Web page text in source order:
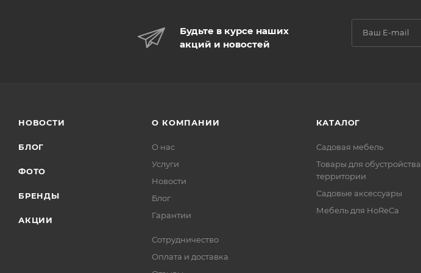
Будьте в курсе наших
акций и новостей
НОВОСТИ
БЛОГ
ФОТО
БРЕНДЫ
АКЦИИ
О КОМПАНИИ
О нас
Услуги
Новости
Блог
Гарантии
Сотрудничество
Оплата и доставка
КАТАЛОГ
Садовая мебель
Товары для обустройства
территории
Садовые аксессуары
Мебель для HoReCa